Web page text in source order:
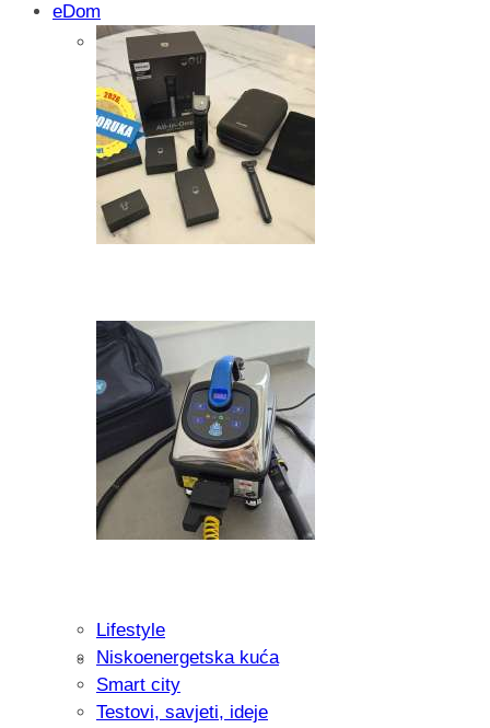
Isprobali smo: SparkShare BoxEV –
funkcionalnost i jednostavnost
Zašto dolazi do kristalizacije AdBlue
eDom
Recenzija: Philips All-in-One Trimmer
muškarcu
Lifestyle
Niskoenergetska kuća
Smart city
Testovi, savjeti, ideje